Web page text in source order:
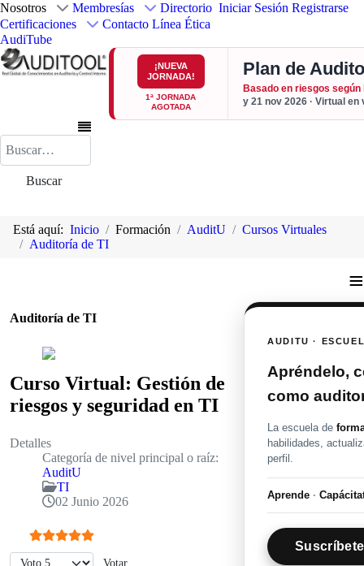
Nosotros Membresías
Directorio
Certificaciones
Contacto Línea Ética
AudiTube
Iniciar Sesión Registrarse
¡NUEVA
JORNADA!
1ª JORNADA
AGOTADA
Plan de
Basado en riesgos según
y 21 nov 2026 · Virtual en
Buscar
Buscar
Está aquí: Inicio Formación AuditU
Cursos Virtuales
Auditoría de TI
≡
Auditoría de TI
Curso Virtual: Gestión de
riesgos y seguridad en TI
Detalles
Categoría de nivel principal o raíz:
AuditU
TI
02 Junio 2026
Ratio:5/5
Por favor, vote
AUDITU ·
Apréndelo,
como
La escuela de
habilidades,
perfil.
Aprende ·